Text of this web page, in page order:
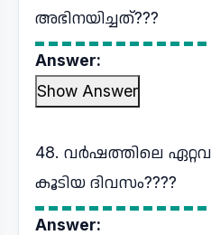
അഭിനയിച്ചത്???
Answer:
Show Answer
48. വർഷത്തിലെ
കൂടിയ ദിവസം????
Answer: